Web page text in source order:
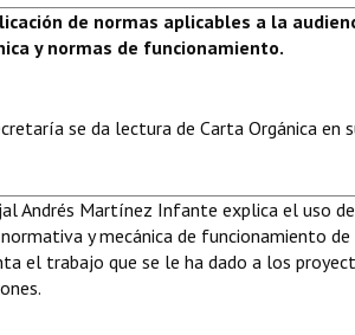
de normas aplicables a la
y normas de funcionamiento.
se da lectura de Carta Orgánica en
Andrés Martínez Infante explica el uso
y mecánica de funcionamiento de
el trabajo que se le ha dado a los